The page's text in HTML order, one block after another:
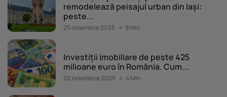
remodelează peisajul urban din Iași:
peste...
25 noiembrie 2025 9 Min
Investiții imobiliare de peste 425
milioane euro în România. Cum...
20 noiembrie 2025 4 Min